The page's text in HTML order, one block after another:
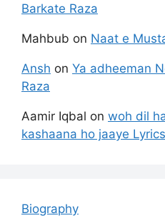
Barkate Raza
Mahbub on Naat e
Ansh on Ya adheeman
Raza
Aamir Iqbal on woh dil
kashaana ho jaaye Lyrics
Biography